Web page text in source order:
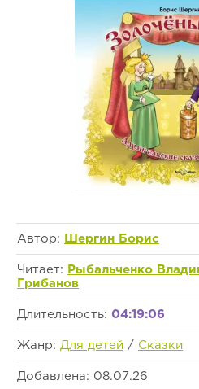
Автор: Шергин Борис
Читает: Рыбальченко
Грибанов
Длительность: 04:19:06
Жанр: Для детей / Сказки
Добавлена: 08.07.26